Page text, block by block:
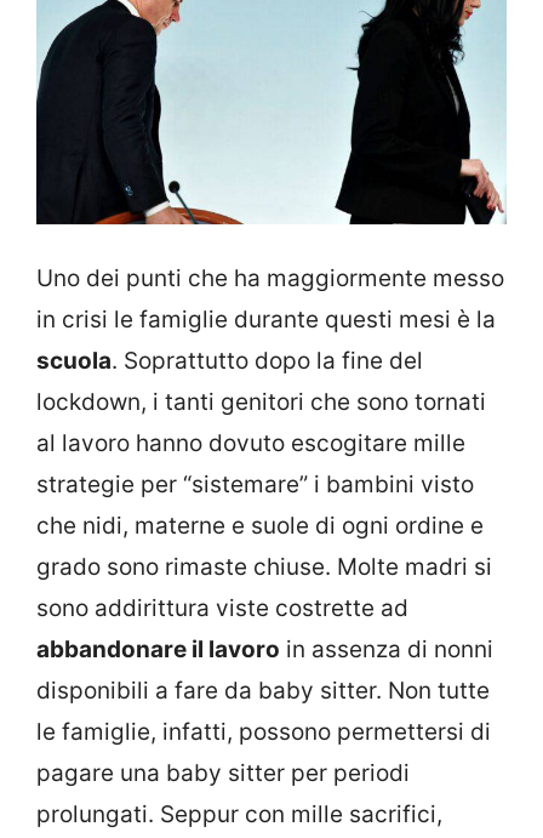
Uno dei punti che ha maggiormente messo
in crisi le famiglie durante questi mesi è la
scuola. Soprattutto dopo la fine del
lockdown, i tanti genitori che sono tornati
al lavoro hanno dovuto escogitare mille
strategie per “sistemare” i bambini visto
che nidi, materne e suole di ogni ordine e
grado sono rimaste chiuse. Molte madri si
sono addirittura viste costrette ad
abbandonare il lavoro in assenza di nonni
disponibili a fare da baby sitter. Non tutte
le famiglie, infatti, possono permettersi di
pagare una baby sitter per periodi
prolungati. Seppur con mille sacrifici,